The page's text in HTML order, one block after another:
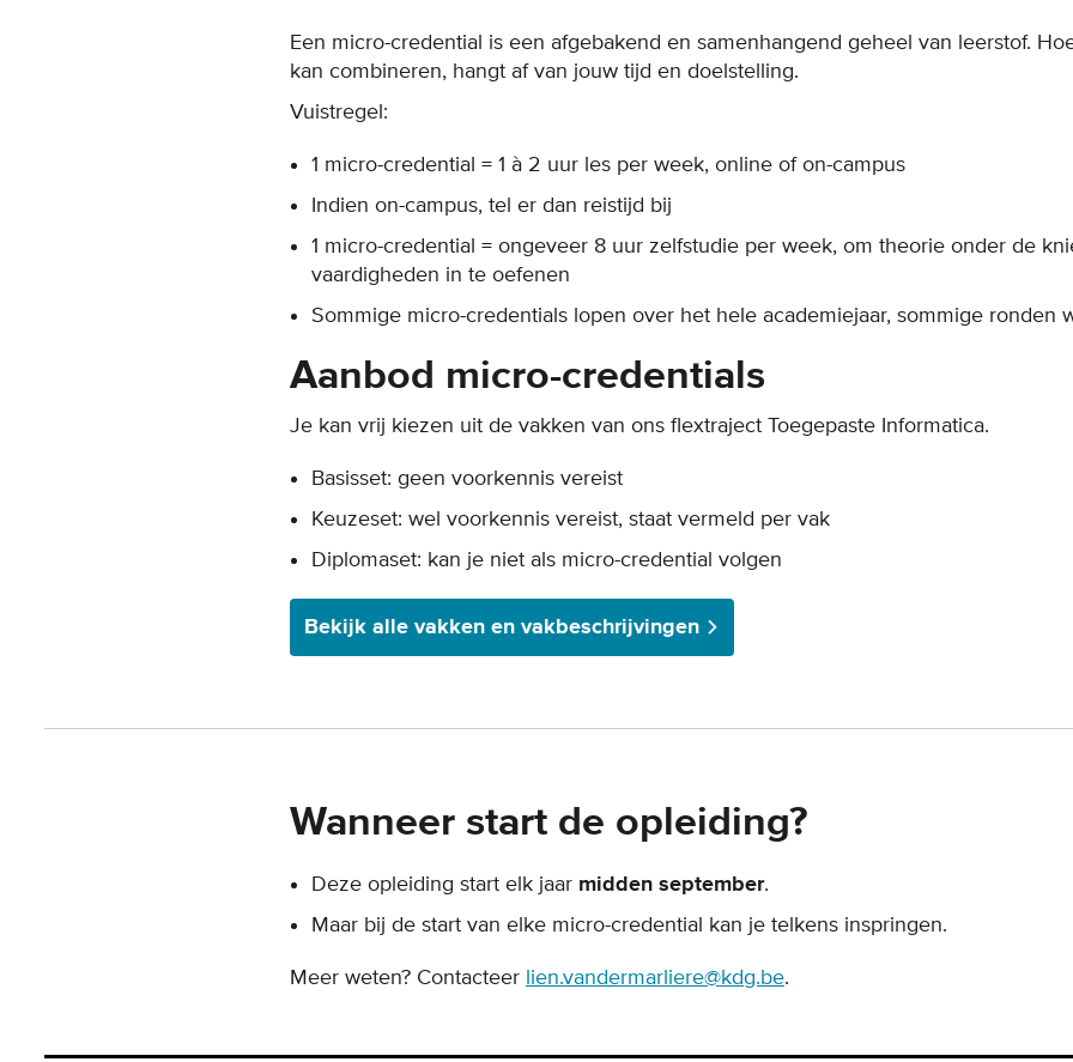
Een micro-credential is een afgebakend en samenhangend geheel van leerstof.
kan combineren, hangt af van jouw tijd en doelstelling.
Vuistregel:
1 micro-credential = 1 à 2 uur les per week, online of on-campus
Indien on-campus, tel er dan reistijd bij
1 micro-credential = ongeveer 8 uur zelfstudie per week, om theorie onder de
vaardigheden in te oefenen
Sommige micro-credentials lopen over het hele academiejaar, sommige ronden
Aanbod micro-credentials
Je kan vrij kiezen uit de vakken van ons flextraject Toegepaste Informatica.
Basisset: geen voorkennis vereist
Keuzeset: wel voorkennis vereist, staat vermeld per vak
Diplomaset: kan je niet als micro-credential volgen
Bekijk alle vakken en vakbeschrijvingen
Wanneer start de opleiding?
Deze opleiding start elk jaar midden september.
Maar bij de start van elke micro-credential kan je telkens inspringen.
Meer weten? Contacteer lien.vandermarliere@kdg.be.